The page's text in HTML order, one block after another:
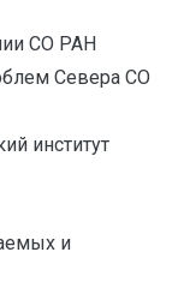
СО РАН
Севера СО
институт
и